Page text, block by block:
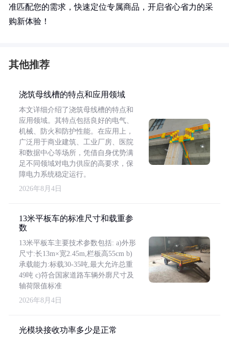
准匹配您的需求，快速定位专属商品，开启省心省力的采
购新体验！
其他推荐
浇筑母线槽的特点和应用领域
本文详细介绍了浇筑母线槽的特点和
应用领域。其特点包括良好的电气、
机械、防火和防护性能。在应用上，
广泛用于商业建筑、工业厂房、医院
和数据中心等场所，凭借自身优势满
足不同领域对电力供应的高要求，保
障电力系统稳定运行。
2026年8月4日
13米平板车的标准尺寸和载重参
数
13米平板车主要技术参数包括: a)外形
尺寸:长13m×宽2.45m,栏板高55cm b)
承载能力:标载30-35吨,最大允许总重
49吨 c)符合国家道路车辆外廓尺寸及
轴荷限值标准
2026年8月4日
光模块接收功率多少是正常